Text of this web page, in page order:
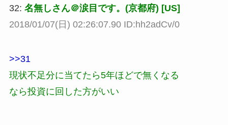
32: 名無しさん＠涙目です。(京都府) [US]
2018/01/07(日) 02:26:07.90 ID:hh2adCv/0
>>31
現状不足分に当てたら5年ほどで無くなる
なら投資に回した方がいい